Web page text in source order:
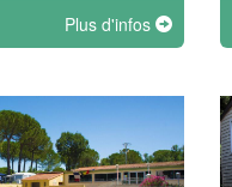
et 1
Plus d'infos